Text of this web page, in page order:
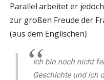
Parallel arbeitet er
zur großen Freude der
(aus dem Englischen)
Ich bin noch nicht
Geschichte und ich